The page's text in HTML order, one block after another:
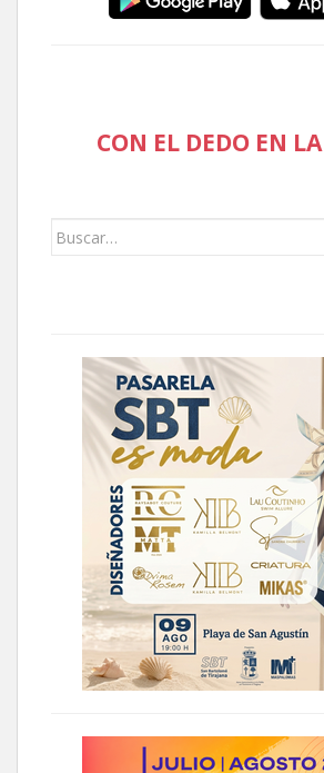
CON EL DEDO EN
Buscar: